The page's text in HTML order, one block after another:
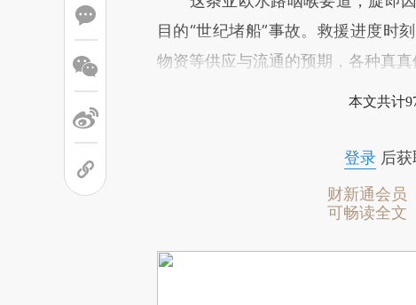
目的“世纪堵船”事故。救援进度时
物资等供应与流通的预期，各种真
本文共计
登录后获
财新通会员
可畅读全文